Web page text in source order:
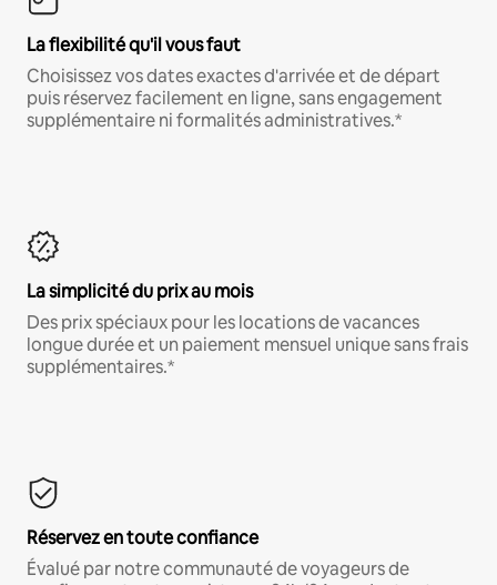
La flexibilité qu'il vous faut
Choisissez vos dates exactes d'arrivée et de départ
puis réservez facilement en ligne, sans engagement
supplémentaire ni formalités administratives.*
La simplicité du prix au mois
Des prix spéciaux pour les locations de vacances
longue durée et un paiement mensuel unique sans frais
supplémentaires.*
Réservez en toute confiance
Évalué par notre communauté de voyageurs de